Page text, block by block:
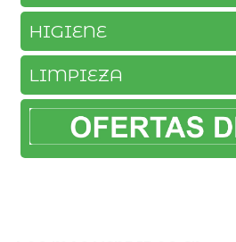
HIGIENE
LIMPIEZA